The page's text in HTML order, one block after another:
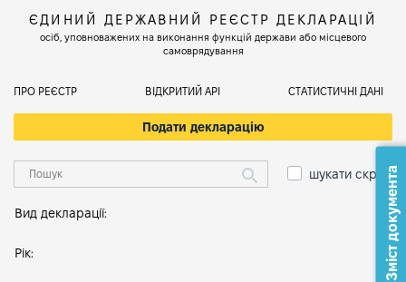
ЄДИНИЙ ДЕРЖАВНИЙ РЕЄСТР ДЕКЛАРАЦІЙ
осіб, уповноважених на виконання функцій держави або місцевого
самоврядування
ПРО РЕЄСТР ВІДКРИТИЙ АРІ СТАТИСТИЧНІ ДАНІ
Подати декларацію
шукати скрізь
Вид декларації:
Рік: Зміст документа